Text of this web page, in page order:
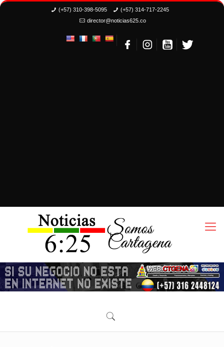
(+57) 310-398-5095
(+57) 314-717-2245
director@noticias625.co